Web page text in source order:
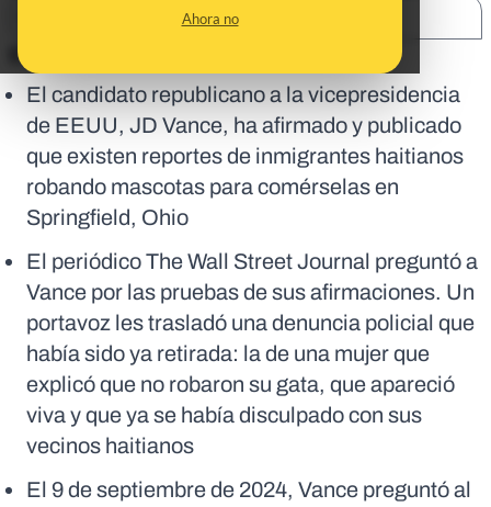
Ahora no
En corto:
El candidato republicano a la vicepresidencia
de EEUU, JD Vance, ha afirmado y publicado
que existen reportes de inmigrantes haitianos
robando mascotas para comérselas en
Springfield, Ohio
El periódico The Wall Street Journal preguntó a
Vance por las pruebas de sus afirmaciones. Un
portavoz les trasladó una denuncia policial que
había sido ya retirada: la de una mujer que
explicó que no robaron su gata, que apareció
viva y que ya se había disculpado con sus
vecinos haitianos
El 9 de septiembre de 2024, Vance preguntó al